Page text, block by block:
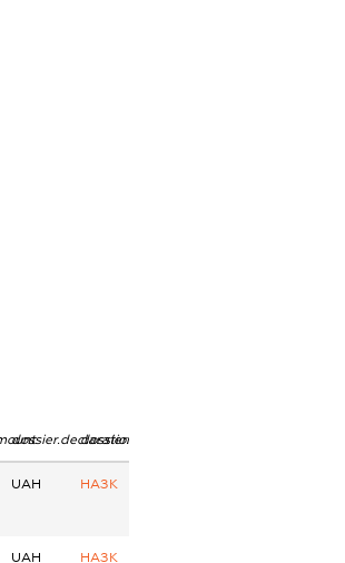
dossier.declarations.currency
dossier.declarations.source
UAH НАЗК
UAH НАЗК